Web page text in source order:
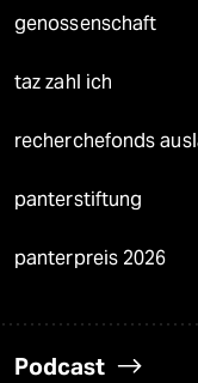
genossenschaft
taz zahl ich
recherchefonds
panterstiftung
panterpreis 2026
Podcast